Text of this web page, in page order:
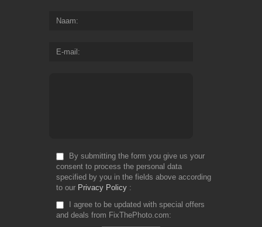
Naam
E-mail
By submitting the form you give us your
consent to process the personal data
specified by you in the fields above according
to our Privacy Policy
I agree to be updated with special offers
and deals from FixThePhoto.com